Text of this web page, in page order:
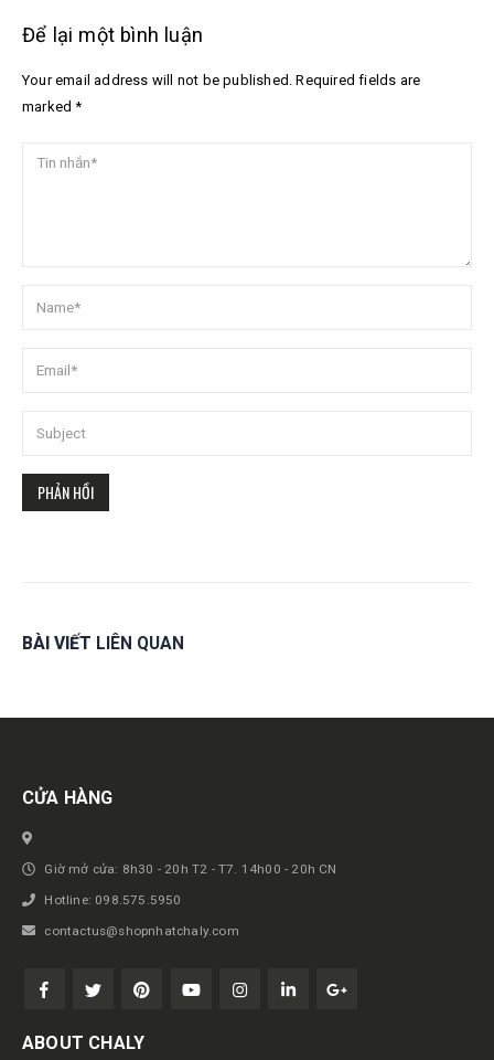
Để lại một bình luận
Your email address will not be published. Required fields are
marked *
BÀI VIẾT LIÊN QUAN
Get in touch
CỬA HÀNG
Giờ mở cửa: 8h30 - 20h T2 - T7. 14h00 - 20h CN
Hotline: 098.575.5950
contactus@shopnhatchaly.com
ABOUT CHALY